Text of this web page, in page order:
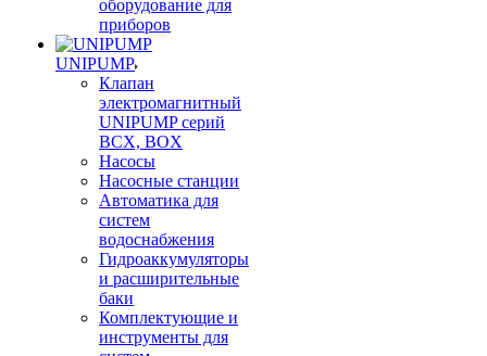
оборудование для
приборов
UNIPUMP
Клапан
электромагнитный
UNIPUMP серий
BCX, BOX
Насосы
Насосные станции
Автоматика для
систем
водоснабжения
Гидроаккумуляторы
и расширительные
баки
Комплектующие и
инструменты для